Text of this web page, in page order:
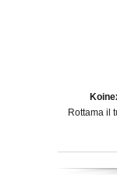
Rottama il